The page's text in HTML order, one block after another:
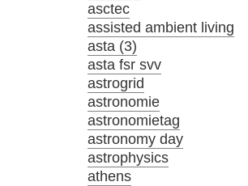
asctec
assisted ambient living
asta (3)
asta fsr svv
astrogrid
astronomie
astronomietag
astronomy day
astrophysics
athens